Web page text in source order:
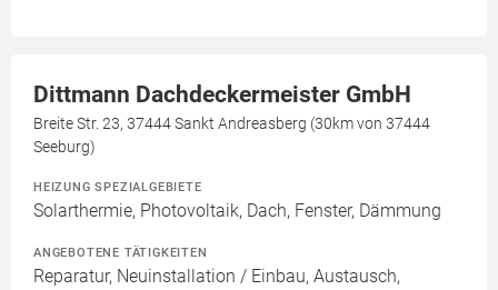
Dittmann Dachdeckermeister GmbH
Breite Str. 23, 37444 Sankt Andreasberg (30km von 37444
Seeburg)
HEIZUNG SPEZIALGEBIETE
Solarthermie, Photovoltaik, Dach, Fenster, Dämmung
ANGEBOTENE TÄTIGKEITEN
Reparatur, Neuinstallation / Einbau, Austausch,